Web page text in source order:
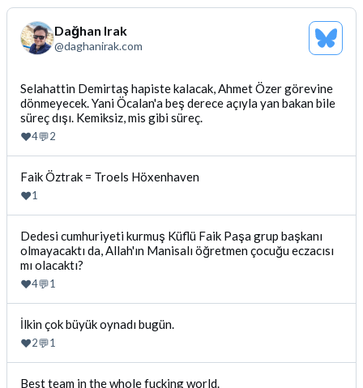
Dağhan Irak
@daghanirak.com
Bluesky'da
Dağhan
Irak
tarafindan
yazilan
gonderiyi
goruntule
Selahattin Demirtaş hapiste kalacak, Ahmet Özer görevine
dönmeyecek. Yani Öcalan'a beş derece açıyla yan bakan bile
süreç dışı. Kemiksiz, mis gibi süreç.
❤️4💬2
Bluesky'da
Dağhan
yazilan
gonderiyi
goruntule
Faik Öztrak = Troels Höxenhaven
❤️1
Bluesky'da
Dağhan
Irak
tarafindan
yazilan
gonderiyi
goruntule
Dedesi cumhuriyeti kurmuş Küflü Faik Paşa grup başkanı
olmayacaktı da, Allah'ın Manisalı öğretmen çocuğu eczacısı
mı olacaktı?
❤️4💬1
Bluesky'da
Dağhan
İlkin çok büyük oynadı bugün.
❤️2💬1
Bluesky'da
Best team in the whole fucking world.